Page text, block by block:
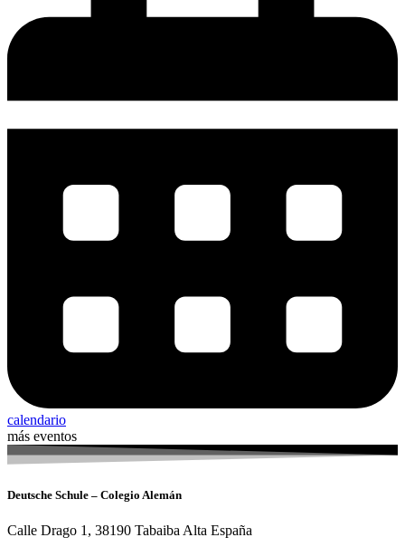
calendario
más eventos
Deutsche Schule – Colegio Alemán
Calle Drago 1, 38190 Tabaiba Alta España